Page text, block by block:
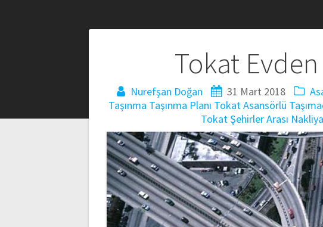
Tokat
Nurefşan Doğan 31 Mart 2018
Taşınma Taşınma Planı Tokat Asansörlü
Tokat Şehirler Arası
gezinmesi